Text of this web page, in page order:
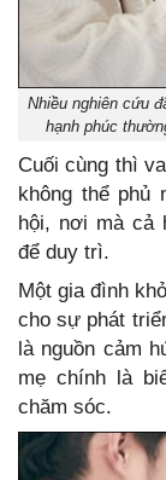
Nhiều nghiên cứu
hạnh phúc
Cuối cùng thì
không thể phủ
hội, nơi mà cả
để duy trì.
Một gia đình
cho sự phát
là nguồn cảm
mẹ chính là
chăm sóc.